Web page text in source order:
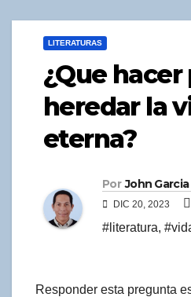
LITERATURAS
¿Que hacer
heredar la
eterna?
Por John Garcia
DIC 20, 2023
#literatura,
Responder esta pregunta